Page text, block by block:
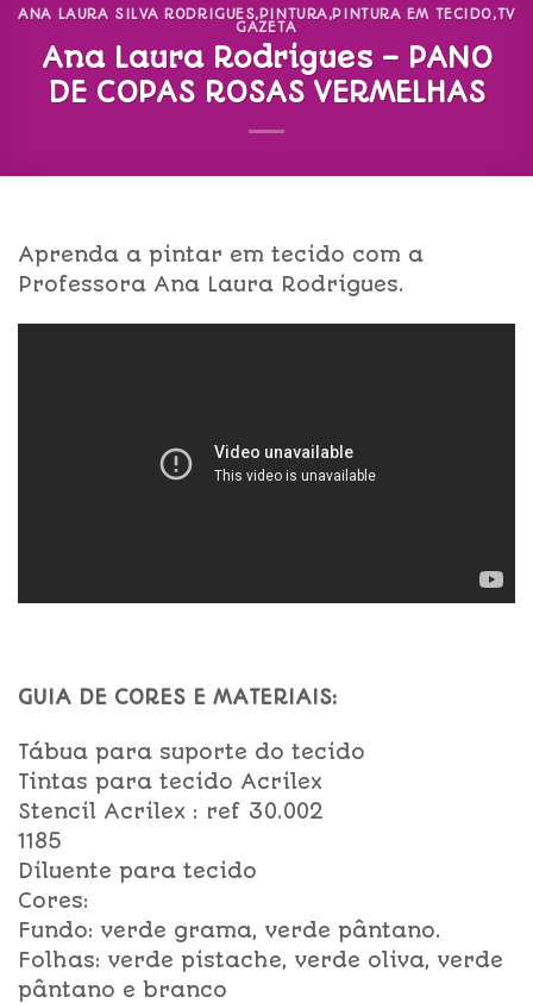
ANA LAURA SILVA RODRIGUES, PINTURA,PINTURA EM TECIDO,TV
GAZETA
Ana Laura Rodrigues – PANO
DE COPAS ROSAS VERMELHAS
Aprenda a pintar em tecido com a
Professora Ana Laura Rodrigues.
GUIA DE CORES E MATERIAIS:
Tábua para suporte do tecido
Tintas para tecido Acrilex
Stencil Acrilex : ref 30.002
1185
Diluente para tecido
Cores:
Fundo: verde grama, verde pântano.
Folhas: verde pistache, verde oliva, verde
pântano e branco